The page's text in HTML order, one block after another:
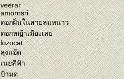
veerar
amornsri
ดอกฝิ่นในสายลมหนาว
ดอกหญ้าเมืองเล
lozocat
ลุงแอ๊ด
เนยสีฟ้า
ป้ามด